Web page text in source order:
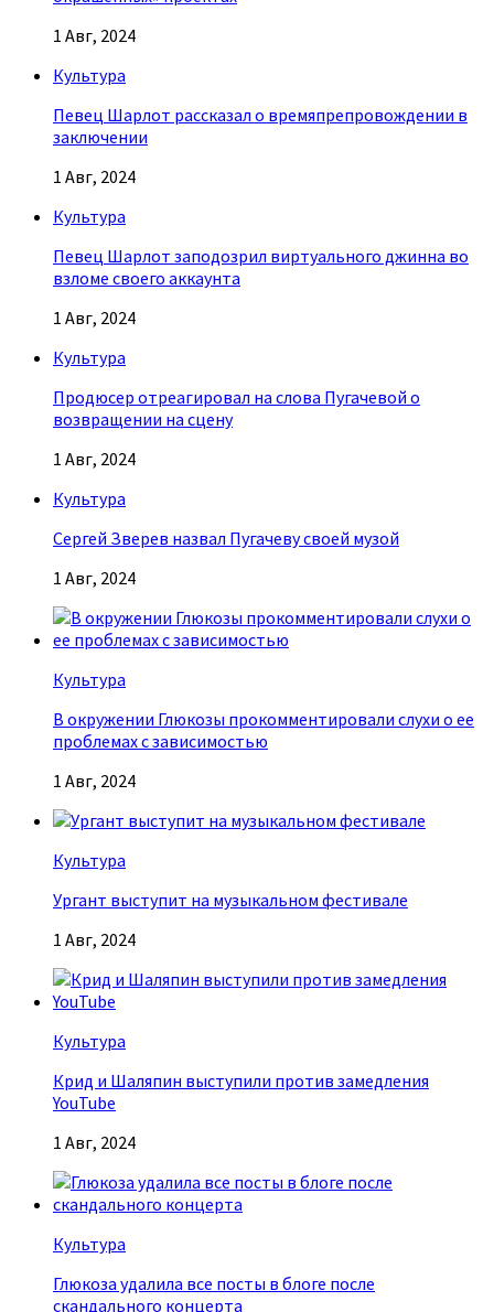
1 Авг, 2024
Культура
Певец Шарлот рассказал о времяпрепровождении в
заключении
1 Авг, 2024
Культура
Певец Шарлот заподозрил виртуального джинна во
взломе своего аккаунта
1 Авг, 2024
Культура
Продюсер отреагировал на слова Пугачевой о
возвращении на сцену
1 Авг, 2024
Культура
Сергей Зверев назвал Пугачеву своей музой
1 Авг, 2024
Культура
В окружении Глюкозы прокомментировали слухи о ее
проблемах с зависимостью
1 Авг, 2024
Культура
Ургант выступит на музыкальном фестивале
1 Авг, 2024
Культура
Крид и Шаляпин выступили против замедления
YouTube
1 Авг, 2024
Культура
Глюкоза удалила все посты в блоге после
скандального концерта